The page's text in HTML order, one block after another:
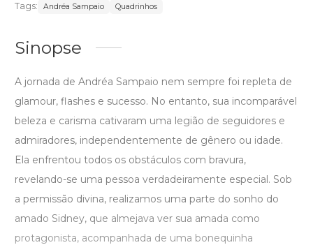
Tags: Andréa Sampaio Quadrinhos
Sinopse
A jornada de Andréa Sampaio nem sempre foi repleta de
glamour, flashes e sucesso. No entanto, sua incomparável
beleza e carisma cativaram uma legião de seguidores e
admiradores, independentemente de gênero ou idade.
Ela enfrentou todos os obstáculos com bravura,
revelando-se uma pessoa verdadeiramente especial. Sob
a permissão divina, realizamos uma parte do sonho do
amado Sidney, que almejava ver sua amada como
protagonista, acompanhada de uma bonequinha